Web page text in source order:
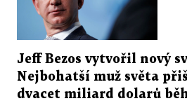
Jeff Bezos vytvořil nový
Nejbohatší muž světa
dvacet miliard dolarů